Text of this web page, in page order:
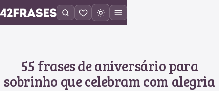
55 frases de aniversário para
sobrinho que celebram com alegria